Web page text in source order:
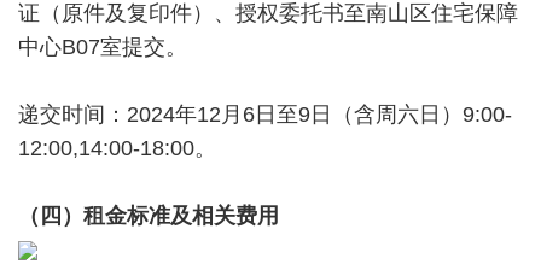
证（原件及复印件）、授权委托书至南山区住宅保障
中心B07室提交。
递交时间：2024年12月6日至9日（含周六日）9:00-
12:00,14:00-18:00。
（四）租金标准及相关费用